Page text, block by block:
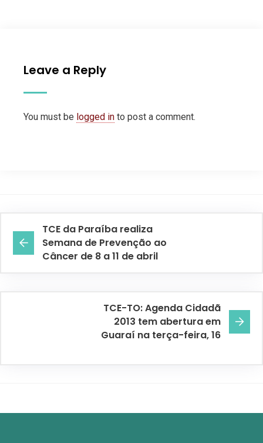
Leave a Reply
You must be logged in to post a comment.
TCE da Paraíba realiza
Semana de Prevenção ao
Câncer de 8 a 11 de abril
TCE-TO: Agenda Cidadã
2013 tem abertura em
Guaraí na terça-feira, 16